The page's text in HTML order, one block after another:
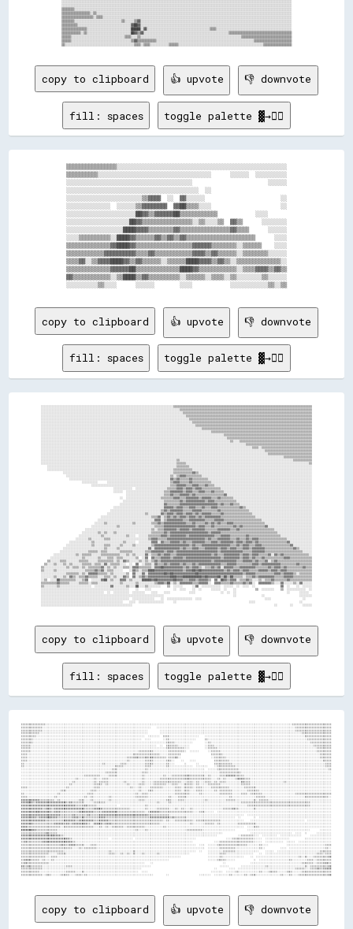
▒▒▒▒▒▒▒▒░░░░░░░░░░░░░░░░░░░░░░░░░░░░░░░░░░░░░░░░░░░░░░░░░░░░░░░░░░░░░░░░░░░░░░░░░░░░░░░░░░░░░░░░░░░░░░░░░░░░░░░░░░░░░░░░░░░░░░░░░░░░░░░░░░░░░░░░░░
▒▒▒▒▒▒▒▒▒▒▒▒▒▒▒▒▒▒░░▒▒░░░░░░░░░░░░░░░░░░░░░░░░░░░░░░░░░░░░░░░░░░░░░░░░░░░░░░░░░░░░░░░░░░░░░░░░░░░░░░░░░░░░░░░░░░░░░░░░░░░░░░░░░░░░░░░░░░░░░░░░░░░░
▒▒▒▒▒▒▒▒▒▒▒▒▒▒▒▒▒▒▒▒░░▒▒▒▒░░░░░░░░░░░░░░░░░░░░░░░░░░░░░░░░░░░░░░░░░░░░░░░░░░░░░░░░░░░░░░░░░░░░░░░░░░░░░░░░░░░░░░░░░░░░░░░░░░░░░░░░░░░░░░░░░░░░░░░░
▒▒▒▒▒▒▒▒░░░░░░░░░░░░░░░░░░░░░░░░░░░░░░▒▒░░░░░░▒▒▓▓░░░░░░░░░░░░░░░░░░░░░░░░░░░░░░░░░░░░░░░░░░░░░░░░░░░░░░░░░░░░░░░░░░░░░░░░░░░░░░░░░░░░░░░░░░░░░░░░
▒▒▒▒▒▒▒▒▒▒░░░░░░░░░░░░░░░░░░░░░░░░░░░░░░░░░░▓▓██▓▓░░░░░░░░░░░░░░░░░░░░░░░░░░░░░░░░░░░░░░░░░░░░░░░░░░░░░░░░░░░░░░░░░░░░░░░░░░░░░░░░░░░░░░░░░░░░░░░░
▒▒▒▒▒▒▒▒▒▒▒▒▒▒▒▒░░░░░░░░░░░░░░░░░░░░░░░░░░░░██████░░▓▓░░░░░░░░░░░░░░░░░░░░░░░░░░░░░░░░░░░░░░░░▒▒▒▒░░░░░░░░░░░░░░░░░░░░░░░░░░░░░░░░░░░░░░░░░░░░░░░░
▒▒▒▒▒▒▒▒▒▒▒▒░░▒▒░░░░░░░░░░░░░░░░░░░░░░░░░░░░██▓▓▒▒▓▓░░░░░░░░░░░░░░░░░░░░░░░░░░░░░░░░░░░░░░░░░░░░░░░░░░░░░░▒▒▒▒▒▒▒▒▒▒▒▒▒▒▒▒▒▒▒▒▒▒▒▒▒▒▒▒▒▒▒▒▒▒▒▒▒▒▒▒
▒▒▒▒▒▒░░░░░░░░░░░░░░░░░░░░░░░░░░░░░░░░░░▒▒▒▒░░░░▒▒░░░░░░░░░░░░░░░░░░░░░░░░░░░░░░░░░░░░░░░░░░░░░░░░░░░░░░░░░░░░░░░░▒▒▒▒▒▒▒▒▒▒▒▒▒▒▒▒▒▒▒▒▒▒▒▒▒▒▒▒▒▒▒▒
▒▒▒▒▒▒░░░░░░░░░░░░░░░░░░░░░░░░░░░░░░░░░░░░░░▒▒▓▓▒▒▒▒▒▒▒▒▒▒▒▒░░░░░░░░░░░░░░░░░░░░░░░░░░░░░░░░░░░░░░░░░░░░░░░░░░░░░░░░░░░░░░▒▒▒▒▒▒▒▒▒▒▒▒▒▒▒▒▒▒▒▒▒▒▒▒
copy to clipboard 👍 upvote 👎 downvote
fill: spaces toggle palette ▓→✊🏽
▒▒▒▒▒▒▒▒▒▒▒▒▒▒▒▒░░░░░░░░░░░░░░░░░░░░░░░░░░░░░░░░░░░░░░░░░░░░░░░░░░░░░░
▒▒▒▒▒▒▒▒▒▒░░░░░░░░░░░░░░░░░░░░░░░░░░░░░░░░░░░░      ░░░░░░  ░░░░░░░░░░
░░░░░░░░░░░░░░░░░░░░░░░░░░░░░░░░░░░░░░░░                        ░░░░░░
░░░░░░░░░░░░░░░░░░░░░░░░░░░░░░░░░░░░░░░░░░  ░░
░░░░░░░░░░░░░░░░░░░░░░░░▒▒▓▓▓▓  ░░  ▓▓░░░░░░                        ░░
░░░░░░░░░░░░░░  ░░░░░░▒▒▓▓▓▓▓▓▓▓  ▓▓██▒▒▒▒░░░░                      ░░
░░░░░░░░░░░░░░░░░░░░░░██▓▓▒▒▓▓▓▓▓▓██▒▒▒▒▒▒▒▒▒▒▒▒            ░░░░
░░░░░░░░░░░░░░░░░░░░██▓▓▒▒▒▒▒▒▒▒▒▒▒▒▒▒▒▒░░▒▒░░░░▒▒  ▓▓▒▒      ░░░░░░░░
░░░░░░░░░░░░░░░░░░████▓▓▓▓▒▒▒▒▒▒▒▒▓▓▒▒▒▒▒▒▒▒▒▒▒▒▒▒▒▒▓▓▒▒▒▒      ░░░░░░
░░░░▒▒▒▒▒▒▒▒▒▒░░████▓▓▒▒▒▒▒▒▓▓▒▒▓▓▒▒▓▓▒▒▒▒▒▒▒▒▒▒▒▒▒▒▒▒▒▒▒▒▒▒      ░░░░
▒▒▒▒▒▒▒▒▒▒▒▒▒▒▓▓████▓▓▒▒▒▒▒▒▒▒▒▒▒▒▒▒▒▒▒▒▓▓▓▓▓▓▒▒▒▒▒▒▒▒░░▒▒▒▒▒▒    ░░░░
▒▒▒▒▒▒▒▒▒▒▒▒▓▓▓▓▓▓▓▓▓▓▒▒▒▒▓▓▒▒▒▒▒▒▒▒▒▒▒▒▓▓▓▓▒▒▓▓▒▒▒▒▒▒░░▒▒▒▒▒▒▒▒░░░░░░
▒▒▒▒▓▓░░▒▒▓▓▓▓████▓▓▒▒▓▓▒▒▒▒▒▒░░▒▒▒▒▒▒████▓▓▓▓▒▒▓▓▒▒░░▒▒▒▒▒▒▒▒▒▒▒▒▒▒░░
▒▒▒▒▒▒▒▒▒▒▒▒▒▒▓▓▓▓▓▓██▒▒▒▒▒▒▒▒▒▒▒▒▒▒████▓▓▒▒▒▒▒▒▒▒▒▒▒▒░░▒▒▒▒▓▓▓▓▒▒▓▓▒▒
▓▓▒▒▒▒▒▒▒▒▒▒▒▒░░▒▒████▒▒▓▓▒▒▒▒▒▒▒▒▒▒░░▒▒▒▒▒▒░░▒▒▒▒░░▒▒░░░░░░░░▒▒░░░░░░
copy to clipboard 👍 upvote 👎 downvote
fill: spaces toggle palette ▓→✊🏽
copy to clipboard 👍 upvote 👎 downvote
fill: spaces toggle palette ▓→✊🏽
▒▒▒▒▒▒▒▒▒▒▒▒▒▒▒▒░░░░░░░░░░░░░░░░░░░░░░░░░░░░░░░░░░░░░░░░░░░░░░░░░░░░░░░░░░░░░░░░░░░░░░░░░░░░░░░░░░░░░░░░░░░░░░░░░░░░░░░░░░░░░░░░░░░░░░░░░░░░░░░░░░░░░░░░░░░░░░░░░░░░░░░░░░░░░░░░░░░░▒▒▒▒▒▒▒▒▒▒▒▒▒▒▒▒▒▒▒▒▒▒▒▒▒▒
▒▒▒▒▒▒▒▒▒▒▒▒▒▒░░░░░░░░░░░░░░░░░░░░░░░░░░░░░░░░░░░░░░░░░░░░░░░░░░░░░░░░░░░░░░░░░░░░░░░░    ░░░░░░░░░░░░░░░░░░░░░░░░░░░░░░░░░░░░░░░░░░░░░░░░░░░░░░░░░░░░░░░░░░░░░░░░░░░░░░░░░░░░░░░░░░░░▒▒▒▒▒▒▒▒▒▒▒▒▒▒▒▒▒▒▒▒▒▒▒▒
▒▒▒▒▒▒▒▒▒▒▒▒▒▒░░░░░░░░░░░░░░░░░░░░░░░░░░░░░░░░░░░░░░░░░░░░░░░░░░░░░░░░░░░░░░░░░░░░░░        ░░░░░░░░░░░░░░░░░░░░░░░░░░░░░░░░░░░░░░░░░░░░░░░░░░░░░░░░░░░░░░░░░░░░░░░░░░░░░░░░░░░░░░░░░░▒▒▒▒▒▒▒▒▒▒▒▒▒▒▒▒▒▒▒▒▒▒▒▒
▒▒▒▒▒▒▒▒▒▒▒▒░░░░░░░░░░░░░░░░░░░░░░░░░░░░░░░░░░░░░░░░░░░░░░░░░░░░░░░░░░░░░░░░░░░░░░░░        ░░░░░░░░░░░░░░░░░░░░░░░░░░░░░░░░░░░░░░░░░░░░░░░░░░░░░░░░░░░░░░░░░░░░░░░░░░░░░░░░░░░░░░░░░░░░░░▒▒▒▒▒▒▒▒▒▒▒▒▒▒▒▒▒▒▒▒
▒▒▒▒▒▒▒▒▒▒░░░░░░░░░░░░░░░░░░░░░░░░░░░░░░░░░░░░░░░░░░░░░░░░░░░░░░░░░░░░░░░░░░░░░░░░  ░░░░░░░░  ▒▒▒▒░░░░░░░░░░░░░░░░░░░░    ░░░░░░░░░░░░░░░░░░░░░░░░░░░░░░░░░░░░░░░░░░░░░░░░░░░░░░░░░░░░░░░░░░▒▒▒▒▒▒▒▒▒▒▒▒▒▒▒▒▒▒
▒▒▒▒▒▒▒▒░░░░░░░░░░░░░░░░░░░░░░░░░░░░░░░░░░░░░░░░░░░░░░░░░░░░░░░░░░░░░░░░░░░░░░░░  ░░░░        ░░▒▒░░░░░░░░░░░░░░░░░░      ▒▒░░░░░░░░░░░░░░░░░░░░░░░░░░░░░░░░░░░░░░░░░░░░░░░░░░░░░░░░░░░░░░░░░░▒▒▒▒▒▒▒▒▒▒▒▒▒▒▒▒
▒▒▒▒▒▒▒▒░░░░░░░░░░░░░░░░░░░░░░░░░░░░░░░░░░░░░░░░░░░░░░░░░░░░░░░░░░░░░░░░░░░░░░░░░░░░░░░░░░░░░░░░▒▒▒▒▒▒░░░░░░░░░░░░        ░░▒▒░░░░░░░░░░░░░░░░░░░░░░░░░░░░░░░░░░░░░░░░░░░░░░░░░░░░░░░░░░░░░░░░░░▒▒▒▒▒▒▒▒▒▒▒▒▒▒
▒▒▒▒▒▒░░░░░░░░░░░░░░░░░░░░░░░░░░░░░░░░░░░░░░░░░░░░░░░░░░░░░░░░░░░░░░░░░░░░░░░░░░░░░░░░░░░░  ░░  ▒▒▒▒▒▒▒▒░░░░░░░░          ░░▒▒▒▒░░░░░░░░░░░░░░░░░░░░░░░░░░░░░░░░░░░░░░░░░░░░░░░░░░░░░░░░░░░░░░░░░░▒▒▒▒▒▒▒▒▒▒▒▒
▒▒▒▒▒▒░░░░░░░░░░░░░░░░░░░░░░░░░░░░░░░░░░░░░░░░░░░░░░░░░░░░░░░░░░░░░░░░░░░░░░░░░░░░░░░░░░░░░░░░░░▒▒▒▒▒▒▒▒▒▒▒▒░░░░          ░░▒▒▒▒▒▒░░░░░░░░░░░░░░░░░░░░░░░░░░░░░░░░░░░░░░░░░░░░░░░░░░░░░░░░░░░░░░░░░░▒▒▒▒▒▒▒▒▒▒
▒▒▒▒▒▒░░░░░░░░░░░░░░░░░░░░░░░░░░░░░░░░░░░░░░░░░░░░░░░░░░░░░░░░░░░░░░░░░░░░░░░░▒▒▒▒▒▒▒▒▒▒░░░░░░░░░░▒▒▒▒▒▒▒▒▒▒░░  ░░░░░░      ░░▒▒▒▒▒▒░░░░░░░░░░░░░░░░░░░░░░░░░░░░░░░░░░░░░░░░░░░░░░░░░░░░░░░░░░░░░░░░▒▒▒▒▒▒▒▒▒▒
▒▒▒▒░░░░░░░░░░░░░░░░░░░░░░░░░░░░░░░░░░░░░░░░░░░░░░░░░░░░░░░░░░░░░░░░░░░░░░▒▒▒▒▒▒▒▒▒▒▒▒▒▒▒▒▒▒░░░░░░▒▒▒▒▒▒▒▒                    ▒▒▒▒▒▒▒▒░░░░░░░░░░░░░░░░░░░░░░░░░░░░░░░░░░░░░░░░░░░░░░░░░░░░░░░░░░░░░░░░▒▒▒▒▒▒▒▒
▒▒▒▒░░░░░░░░░░░░░░░░░░░░░░░░░░░░░░░░░░░░░░░░░░░░░░░░░░░░░░░░░░░░░░░░░░▒▒▒▒▒▒▓▓▒▒▒▒▓▓▒▒▓▓▒▒▒▒▒▒▒▒░░▒▒▒▒▓▓░░                    ░░▒▒▒▒▒▒▒▒░░░░░░░░░░░░░░░░░░░░░░░░░░░░░░░░░░░░░░░░░░░░░░░░░░░░░░░░░░░░░░▒▒▒▒▒▒▒▒
▒▒▒▒░░░░░░░░░░░░░░░░░░░░░░░░░░░░░░░░░░░░░░░░░░░░░░░░░░░░░░░░░░░░░░░░░░▒▒░░░░░░░░░░▒▒▒▒▒▒░░░░░░░░▒▒▒▒░░    ░░    ░░░░            ▒▒▒▒▒▒▒▒▒▒░░░░░░░░░░░░░░░░░░░░░░░░░░░░░░░░░░░░░░░░░░░░░░░░░░░░░░░░░░░░░░▒▒▒▒▒▒
▒▒░░░░░░░░░░░░░░░░░░░░░░░░░░░░░░░░░░░░░░░░░░░░░░░░░░░░▒▒░░░░░░░░░░▒▒▒▒░░░░░░░░░░░░▒▒▒▒▒▒░░░░░░░░▒▒░░░░      ░░      ░░          ▒▒▒▒▒▒▒▒▒▒▒▒░░░░░░░░░░░░░░░░░░░░░░░░░░░░░░░░░░░░░░░░░░░░░░░░░░░░░░░░░░░░░░▒▒▒▒
▒▒░░░░░░░░░░░░░░░░░░░░░░░░░░░░░░░░░░░░░░░░░░░░░░░░░░░░░░░░░░░░▒▒▒▒▒▒░░░░░░░░░░░░░░▒▒▒▒░░░░░░░░░░▒▒░░░░░░░░░░░░░░░░  ░░░░░░░░    ░░▒▒▒▒▒▒▒▒▒▒▒▒░░░░░░░░░░░░░░░░░░░░░░░░░░░░░░░░░░░░░░░░░░░░░░░░░░░░░░░░░░░░▒▒▒▒
░░░░░░░░░░░░░░░░░░░░░░░░░░░░░░░░░░░░░░░░░░░░░░░░░░░░░░░░░░░░▒▒▒▒░░░░░░░░░░░░░░░░░░▒▒░░░░░░░░░░░░░░░░░░░░░░░░░░░░░░░░░░░░░░  ░░░░░░▒▒▒▒▒▒▒▒▒▒▒▒▒▒░░░░░░░░░░░░░░░░░░░░░░░░░░░░░░░░░░░░░░░░░░░░░░░░░░░░░░░░░░░░▒▒
░░░░░░░░░░░░░░░░░░░░░░░░░░░░░░░░░░░░░░░░░░░░░░░░░░░░░░░░▒▒▒▒▒▒▒▒░░░░░░░░░░░░░░░░▒▒▒▒░░░░░░░░░░░░░░░░░░░░░░░░░░░░░░░░░░░░░░░░░░░░░░░░▒▒▒▒▒▒▒▒▒▒▒▒▒▒░░░░░░░░░░░░░░░░░░░░░░░░░░░░░░░░░░░░░░░░░░░░░░░░░░░░░░░░░░░░
░░░░░░░░░░░░░░░░░░░░░░░░░░░░░░░░░░░░░░░░░░▒▒▒▒▒▒▒▒▒▒░░░░░░▒▒▒▒▒▒░░░░░░░░░░░░░░░░▒▒░░░░░░░░░░░░▒▒░░░░▒▒▒▒▒▒▒▒▒▒▓▓▒▒▒▒▒▒▒▒▒▒░░▒▒░░░░░░▒▒▒▒▓▓▓▓▓▓▒▒▒▒▒▒░░░░░░░░░░░░░░░░░░░░░░░░░░░░░░░░░░░░░░░░░░░░░░░░░░░░░░░░░░
░░░░░░░░░░░░░░░░░░░░░░░░░░░░░░░░░░░░▒▒░░░░░░░░░░▒▒░░░░▒▒▒▒░░░░░░░░░░░░░░░░░░░░░░▒▒░░░░░░░░░░▒▒▒▒▒▒▒▒▒▒▒▒▒▒▒▒▒▒▓▓▒▒▒▒▒▒▒▒▒▒▒▒▒▒░░░░▒▒░░▒▒░░░░░░▒▒▓▓▓▓▒▒▒▒░░░░░░░░░░░░░░░░░░░░░░░░░░░░░░░░░░░░░░░░░░░░░░░░░░░░░░
░░░░░░░░░░░░░░░░░░░░░░░░░░░░░░░░░░▒▒░░░░░░░░░░░░▒▒░░▒▒▒▒▒▒░░░░░░░░░░▒▒░░░░░░░░░░▒▒░░░░░░▒▒▒▒▒▒▒▒▒▒▒▒▒▒▒▒▒▒░░░░▒▒▒▒░░▒▒░░░░▒▒▒▒░░▒▒░░▒▒▒▒░░░░░░░░░░▓▓▒▒▒▒░░░░░░░░░░░░░░░░░░░░░░▒▒░░░░░░░░░░░░░░░░░░░░░░░░░░░░░░
░░░░░░░░░░░░░░░░░░░░░░░░░░░░░░░░▒▒░░░░░░░░░░░░░░▒▒▒▒▒▒░░▒▒░░░░░░░░░░░░▒▒░░░░░░▒▒▒▒░░░░░░▒▒▒▒▒▒▒▒░░░░▒▒▒▒░░░░▒▒▒▒▒▒░░▒▒░░░░░░▒▒▒▒▒▒▒▒░░░░░░░░░░░░░░▒▒▒▒▒▒░░░░░░░░░░░░░░░░░░░░░░░░░░░░░░░░░░░░░░░░░░░░░░░░░░░░░░
▒▒▒▒░░░░░░░░░░░░░░░░░░░░░░░░░░▒▒░░░░░░░░░░░░░░░░▒▒▒▒░░░░░░░░░░░░░░░░░░░░▒▒░░░░▒▒░░░░░░▒▒▒▒▒▒▒▒░░░░░░░░▒▒▒▒░░▒▒▒▒▒▒░░▒▒▒▒░░░░░░▒▒▒▒▒▒▒▒▒▒▒▒░░░░░░░░░░▒▒▒▒▒▒▒▒░░░░░░░░░░░░░░░░░░░░░░░░░░░░░░░░░░░░░░░░░░░░░░░░░░
░░░░░░░░░░░░░░░░░░░░░░░░░░▒▒▒▒░░░░░░░░░░░░░░░░▒▒▒▒░░░░░░░░░░░░░░░░░░░░░░░░░░░░▒▒░░░░▒▒▒▒░░░░░░░░░░░░░░▒▒▒▒░░▒▒▒▒░░░░▒▒▒▒░░░░░░░░▒▒░░▒▒▒▒▒▒▒▒░░░░░░░░░░▒▒▒▒▒▒▒▒░░░░░░░░░░░░░░░░░░░░░░░░░░░░░░░░░░░░░░░░░░░░░░░░
▒▒░░░░░░░░░░░░░░░░░░░░░░▒▒░░░░░░░░░░░░░░░░░░▒▒▒▒░░░░░░░░░░░░░░░░░░░░░░░░░░░░▒▒░░▒▒▒▒░░░░░░░░░░░░░░░░░░▒▒▒▒▒▒▒▒▒▒░░░░░░▒▒░░░░░░░░░░░░▒▒▒▒▒▒▒▒░░░░░░▒▒▒▒░░▒▒▒▒▒▒▒▒░░░░░░░░░░░░░░░░░░░░░░▒▒▒▒▒▒▒▒▒▒▒▒▒▒▒▒▒▒▒▒▒▒▒▒
▒▒▒▒░░░░░░░░░░░░░░░░░░▒▒░░░░░░░░░░░░░░░░░░▒▒░░▒▒░░░░░░░░░░▒▒░░░░░░░░░░░░░░░░▒▒▒▒▒▒▒▒░░░░░░░░░░░░░░▒▒░░░░▒▒▒▒▒▒░░░░░░░░░░░░░░░░░░░░░░░░░░░░▒▒░░░░░░░░░░░░░░░░▒▒▒▒▒▒░░░░░░░░░░░░░░░░░░░░░░░░░░▒▒▒▒▒▒▒▒▒▒▒▒▒▒▒▒░░
▓▓▓▓▓▓▓▓▓▓▓▓▒▒▒▒▒▒▒▒▒▒░░▒▒░░░░░░░░░░░░▒▒▒▒░░░░▒▒░░░░░░░░░░▒▒░░░░░░░░░░░░░░░░░░▒▒▒▒░░░░░░░░░░░░░░▒▒▒▒░░░░▒▒▒▒░░░░░░░░░░░░░░▒▒░░░░░░░░░░░░▒▒▒▒▒▒░░░░░░░░░░░░▒▒░░▒▒▒▒▒▒░░░░░░░░░░░░░░░░░░░░░░░░░░░░░░░░░░░░░░░░░░
▓▓▓▓██▓▓▒▒▓▓▓▓▓▓▓▓▓▓▓▓▓▓▓▓▓▓▓▓▒▒▓▓▒▒▒▒▒▒▒▒░░░░░░▒▒▒▒▒▒▒▒░░░░░░░░░░░░░░░░░░░░░░░░░░░░░░░░░░▒▒░░░░░░▒▒░░░░░░░░░░░░░░░░░░░░░░░░░░░░░░░░░░░░░░░░░░░░░░▒▒▒▒▒▒▒▒▒▒▒▒▒▒▒▒▒▒▒▒▒▒▒▒▒▒▒▒▒▒▒▒▒▒▒▒▒▒▒▒▒▒▒▒▒▒░░░░░░░░░░░░░░
▓▓▓▓▓▓▓▓▓▓▓▓▓▓▓▓▓▓▓▓▓▓▓▓▓▓▓▓▓▓▓▓▓▓▓▓▒▒▒▒▒▒▓▓▒▒▒▒▒▒░░░░░░░░░░░░░░  ░░░░░░░░░░░░░░░░▒▒░░░░░░░░░░░░░░░░░░░░░░░░░░░░░░░░░░░░░░░░░░░░░░░░░░░░░░░░░░░░░░░░░░▒▒▒▒▒▒▒▒▒▒▒▒▒▒▒▒▒▒▒▒▒▒▒▒▒▒▒▒▒▒▒▒▒▒▒▒▒▒▒▒▒▒░░░░░░░░░░░░░░
▓▓▓▓▓▓▓▓▓▓▓▓▓▓▒▒▓▓▓▓▒▒▓▓▓▓▓▓▓▓▓▓▓▓▓▓▓▓▓▓▓▓▒▒▒▒▒▒▓▓▓▓▓▓▒▒▒▒▒▒▒▒▒▒▒▒▒▒▒▒▒▒░░░░░░░░░░▒▒░░░░░░▒▒▒▒▒▒▒▒░░░░▒▒░░▒▒░░░░▒▒░░░░░░░░░░░░░░░░░░░░▒▒▒▒▒▒▓▓▒▒░░░░░░░░░░▒▒░░░░░░░░░░░░░░░░░░░░░░░░░░░░░░░░░░░░░░░░░░░░░░░░░░
▓▓▓▓▓▓▓▓▓▓██▓▓▓▓▓▓▓▓▒▒▓▓▓▓▒▒▒▒▒▒▒▒▒▒▒▒▓▓▓▓▓▓▓▓▓▓▒▒▒▒▒▒▓▓▓▓▓▓▓▓▓▓▒▒▒▒▒▒▒▒▒▒▒▒▒▒▒▒▒▒░░▒▒▓▓▓▓▓▓▒▒▒▒▒▒▒▒▒▒▒▒▒▒▒▒▒▒▒▒▒▒░░░░▒▒▒▒░░░░░░  ░░░░░░░░░░░░░░░░░░░░░░░░░░░░░░░░░░░░░░░░░░░░░░░░░░░░░░░░░░░░░░░░░░░░░░░░░░░░
▓▓▓▓▓▓▓▓▓▓▓▓▓▓▓▓▓▓▓▓▓▓▓▓▓▓▒▒▒▒▒▒▒▒▓▓▒▒▒▒▒▒▒▒▓▓▒▒▒▒▒▒▓▓▓▓▓▓▓▓▓▓▓▓▓▓▓▓▓▓▓▓▓▓▓▓▓▓▓▓▓▓▓▓▒▒▒▒▒▒▒▒▒▒▒▒▒▒░░░░░░░░░░░░░░░░░░░░░░░░░░░░░░░░░░░░░░░░░░░░░░░░░░  ░░░░░░░░░░░░░░░░░░░░░░░░░░░░░░░░░░░░░░░░░░░░░░░░░░░░░░░░
▓▓▓▓▓▓▓▓▓▓▒▒▓▓▓▓▓▓██▓▓▓▓▒▒▒▒▒▒▒▒▒▒▓▓▓▓▒▒▓▓▒▒▒▒▒▒▒▒▒▒▓▓▓▓▒▒▒▒▒▒▒▒▒▒▒▒▒▒▒▒▒▒▒▒▒▒▒▒▒▒▒▒▒▒▓▓▓▓▓▓▓▓▓▓▓▓▒▒▓▓▒▒▒▒▒▒▒▒░░░░░░░░░░░░░░░░░░░░░░░░░░░░░░░░  ░░        ░░  ░░░░░░░░░░░░░░░░░░░░░░░░░░░░░░░░░░░░░░░░░░░░░░░░
▓▓▓▓▓▓▓▓▓▓▓▓▓▓▓▓▒▒▒▒▒▒▒▒▒▒▒▒▓▓▓▓▓▓▓▓▒▒▓▓▓▓▓▓▓▓▓▓▒▒▒▒▓▓▓▓▓▓▒▒▒▒▒▒▒▒▒▒▒▒▒▒▒▒▒▒▒▒▒▒▒▒▒▒▒▒▒▒▒▒▒▒▒▒░░▒▒░░░░▒▒▒▒▒▒▒▒▒▒▒▒░░▒▒▒▒▒▒▒▒▒▒▒▒▒▒▒▒░░░░░░░░░░░░░░░░    ░░░░░░░░░░░░░░░░░░░░░░░░░░░░░░░░░░░░  ░░░░░░░░░░░░░░░░
▓▓▓▓▓▓▓▓▒▒▒▒▒▒▒▒▒▒▒▒▒▒▓▓▓▓▓▓▒▒▓▓▒▒▓▓▓▓▓▓▓▓▓▓▒▒░░▓▓▓▓▓▓▒▒▓▓▓▓▒▒▒▒▒▒▒▒▒▒▒▒▒▒▒▒▒▒▒▒▒▒▒▒▒▒▒▒▒▒▒▒░░░░░░░░░░░░░░░░░░░░▒▒░░░░░░░░▒▒▒▒▒▒░░▒▒░░░░░░░░░░░░▒▒▒▒▒▒▒▒▒▒▒▒░░░░░░░░░░░░░░░░░░░░░░░░░░░░░░░░░░░░░░░░░░░░░░░░░░
▓▓▓▓▒▒▒▒▒▒▒▒▒▒▒▒▒▒▒▒▒▒▒▒▒▒░░▒▒▒▒▒▒▒▒▒▒▒▒▒▒▒▒▒▒▒▒░░░░▒▒░░▒▒░░▒▒▒▒▒▒▒▒░░▒▒▒▒▒▒▒▒▒▒▒▒░░░░░░░░░░░░▒▒░░░░░░░░░░░░░░░░░░░░░░░░░░░░░░░░░░░░░░░░░░░░░░░░░░░░  ░░░░▒▒▒▒░░░░░░░░░░░░░░░░░░░░░░░░░░░░░░░░░░░░░░░░░░░░░░░░
████████▓▓▒▒▒▒▒▒▒▒▒▒▒▒▒▒░░░░░░░░░░░░░░░░░░░░░░░░░░░░░░░░░░░░░░░░░░░░░░░░░░░░▒▒░░░░▒▒░░░░░░░░░░░░░░░░░░░░░░░░░░▒▒▒▒▒▒▒▒▒▒░░░░░░░░░░░░░░░░░░░░░░        ░░░░░░░░░░░░░░░░░░░░░░░░░░░░░░░░░░░░░░░░░░      ░░░░░░░░
▒▒▒▒▒▒▒▒▒▒▒▒▒▒▒▒▓▓▒▒▒▒▒▒░░░░░░░░░░░░░░░░░░░░░░░░░░░░░░░░░░░░░░░░░░░░░░░░░░░░░░░░░░░░░░░░░░░░░░░░░░░░░░░░░░░░░░░░░░░░░░░░░░░░░░░░░░░░░░                  ░░░░░░░░░░░░░░░░░░░░░░░░░░░░  ░░░░  ░░      ░░░░░░░░░░
▓▓▓▓▓▓▓▓▓▓▓▓▓▓▓▓▓▓▓▓██▓▓▓▓▒▒░░░░░░░░░░░░░░░░░░░░░░░░░░░░░░░░░░░░░░░░░░░░░░░░░░░░░░░░░░░░░░░░░░░░░░░░░░░░░░░░░░░░░░░░░░░░░░░░░░░░░░              ░░▒▒▒▒▒▒▒▒░░░░  ░░░░░░░░░░  ░░░░░░░░░░░░░░      ░░░░░░░░░░░░░░
▓▓▓▓▓▓▓▓▓▓▓▓▓▓▓▓▓▓▓▓▓▓▓▓▓▓▓▓▓▓▓▓▒▒░░░░░░░░░░░░░░░░░░░░░░░░  ░░░░░░░░░░░░░░  ░░░░░░░░░░░░░░░░░░░░░░░░░░░░░░░░░░░░░░░░                    ░░░░▒▒▒▒▒▒▒▒▒▒▒▒▒▒░░░░░░  ░░░░░░░░░░░░░░░░          ░░░░░░░░░░░░░░░░░░
▒▒▓▓▒▒▒▒▒▒▒▒▒▒▓▓▓▓▓▓▓▓▓▓▓▓▓▓▓▓▓▓▓▓▒▒░░░░░░░░░░░░░░░░░░░░░░░░░░░░░░░░░░░░░░░░░░░░░░░░░░░░░░░░░░░░░░░░░░░░░░░░░░░░░░              ░░░░▒▒▒▒▒▒▒▒▒▒▒▒▒▒▒▒▒▒▒▒▒▒░░░░░░  ░░░░░░░░░░░░  ░░░░░░  ░░░░░░░░░░░░░░░░░░░░░░
▒▒▒▒▒▒▒▒▒▒▒▒▒▒▒▒▒▒▒▒▒▒▒▒▒▒▓▓▒▒▒▒▓▓▓▓▒▒▒▒▒▒░░░░▒▒▒▒░░░░░░░░░░░░░░░░░░░░░░░░░░░░░░░░░░░░░░░░░░░░░░░░░░░░░░░░░░░░░░░░░░  ░░░░  ░░░░░░▒▒▒▒▒▒▒▒▒▒▒▒▒▒▒▒▒▒▒▒░░░░░░░░▒▒░░░░            ░░░░░░░░░░░░░░░░░░░░░░░░░░▒▒▒▒
▒▒▒▒▒▒▒▒▒▒▒▒▒▒▒▒▒▒▒▒▒▒▒▒▒▒▒▒▒▒▒▒▒▒░░░░▒▒░░▒▒▒▒▒▒▒▒░░░░░░░░░░░░░░░░░░░░░░░░░░░░░░░░░░░░░░░░░░░░░░░░░░░░░░░░░░░░░░░░░░░░░░░░  ░░░░░░░░▒▒▒▒▒▒▒▒▒▒░░░░░░░░░░░░░░░░▒▒░░          ░░░░  ░░░░░░░░░░░░░░░░░░░░░░░░▒▒░░
▒▒▒▒▒▒▒▒▒▒▒▒▒▒▒▒▒▒▒▒▒▒▒▒▒▒▒▒░░░░░░░░░░░░░░░░░░░░░░░░░░░░░░▒▒░░░░░░░░░░░░░░▒▒░░░░░░░░░░░░░░░░░░░░░░░░░░░░░░░░░░░░░░░░  ░░    ░░░░░░░░░░▒▒▒▒▒▒▒▒░░░░░░░░░░░░░░░░    ░░░░░░  ░░░░░░░░░░░░░░░░░░░░░░░░░░░░▒▒▒▒▒▒▒▒
▒▒▒▒▒▒▒▒▒▒▒▒▒▒▒▒▒▒░░░░░░▒▒▒▒▒▒░░░░░░░░░░░░░░░░░░░░░░░░░░░░▒▒▒▒░░░░▒▒░░▒▒░░▒▒░░░░▒▒░░░░░░░░▒▒░░░░░░░░░░░░░░░░░░░░            ░░░░░░░░▒▒▒▒░░░░░░░░░░░░░░░░░░    ░░  ░░░░░░░░░░░░░░░░░░░░░░░░░░░░░░░░░░▒▒▒▒░░▒▒▒▒
▒▒▒▒▒▒▒▒▒▒▒▒▒▒▒▒░░░░▒▒▒▒░░░░░░░░░░░░░░░░░░░░░░░░░░░░░░░░░░░░░░░░░░░░░░░░░░░░░░░░░░░░░░░░░░░░░░░░░░░░░░░░░░                  ░░░░░░░░▒▒░░░░░░░░░░░░░░    ░░  ░░░░░░░░░░░░░░░░░░░░░░░░░░░░▒▒░░▒▒░░░░▒▒▒▒▒▒▒▒▒▒▓▓
▒▒▓▓▓▓▒▒▒▒▒▒░░▒▒░░░░▒▒░░░░░░░░░░░░░░░░░░░░░░░░░░░░░░░░░░░░░░░░░░░░░░░░░░░░░░░░░░░░░░░░░░░░░░░░░░░░                          ░░░░░░▒▒▒▒▒▒░░░░░░            ░░  ░░░░░░░░░░░░░░░░░░░░▒▒░░░░░░░░░░▒▒▒▒░░▒▒▒▒▒▒▒▒▒▒
▒▒▓▓▒▒▒▒▒▒▒▒▒▒▒▒▒▒░░░░░░░░░░░░░░░░░░░░░░░░░░░░░░░░░░░░░░░░░░░░░░░░░░░░░░░░░░░░░░░░    ░░                                              ░░                ░░░░░░░░░░░░░░░░░░░░░░░░░░░░░░░░░░▒▒▒▒▒▒▒▒░░▒▒▒▒▒▒▓▓▒▒
▓▓▒▒▓▓▒▒▒▒▒▒▒▒░░░░░░░░░░░░░░░░▒▒▒▒░░░░░░░░░░░░░░░░░░░░░░░░░░░░░░░░░░░░░░░░░░░░░░░░░░░░                                              ░░░░░░        ░░░░░░░░░░░░░░░░▒▒░░░░░░░░░░░░░░░░░░░░░░░░▒▒░░▒▒▒▒▒▒▒▒▒▒▒▒▓▓
▒▒▒▒▒▒▒▒▒▒▒▒▒▒░░░░░░░░░░░░░░░░░░░░░░░░░░░░░░░░░░░░░░░░░░░░░░░░░░
copy to clipboard 👍 upvote 👎 downvote